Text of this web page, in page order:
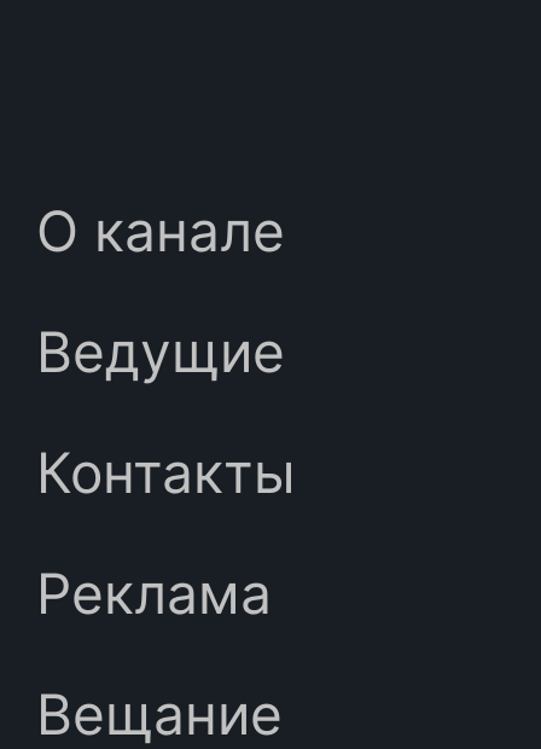
О канале
Ведущие
Контакты
Реклама
Вещание